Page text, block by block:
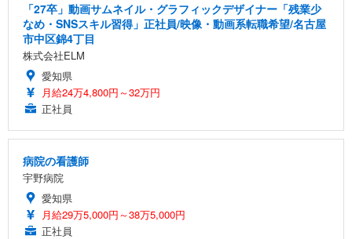
「27卒」動画サムネイル・グラフィックデザイナー「残業少
なめ・SNSスキル習得」正社員/映像・動画系転職希望/名古屋
市中区錦4丁目
株式会社ELM
愛知県
月給24万4,800円～32万円
正社員
病院の看護師
宇野病院
愛知県
月給29万5,000円～38万5,000円
正社員